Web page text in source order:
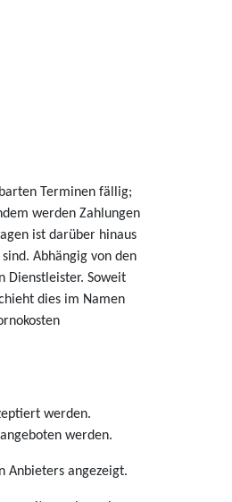
Terminen fällig;
werden Zahlungen
ist darüber hinaus
Abhängig von den
Dienstleister. Soweit
dies im Namen
werden.
werden.
Anbieters angezeigt.